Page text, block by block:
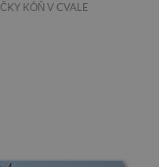
KÔŇ V CVALE